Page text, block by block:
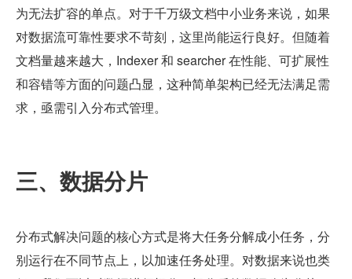
为无法扩容的单点。对于千万级文档中小业务来说，如果
对数据流可靠性要求不苛刻，这里尚能运行良好。但随着
文档量越来越大，Indexer 和 searcher 在性能、可扩展性
和容错等方面的问题凸显，这种简单架构已经无法满足需
求，亟需引入分布式管理。
三、数据分片
分布式解决问题的核心方式是将大任务分解成小任务，分
别运行在不同节点上，以加速任务处理。对数据来说也类